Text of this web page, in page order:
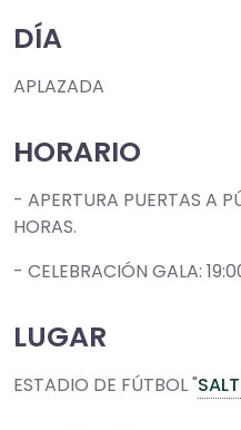
DÍA
APLAZADA
HORARIO
- APERTURA PUERTAS A
HORAS.
- CELEBRACIÓN GALA:
LUGAR
ESTADIO DE FÚTBOL "